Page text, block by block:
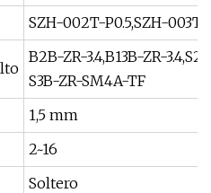
SZH-002T-P0.5,SZH-003T-
B2B-ZR-3.4,B13B-ZR-
S3B-ZR-SM4A-TF
1,5 mm
2~16
Soltero